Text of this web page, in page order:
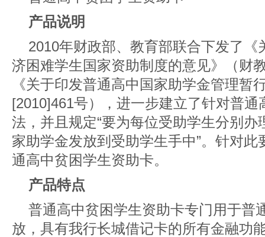
产品说明
2010年财政部、教育部联合下发了《
济困难学生国家资助制度的意见》（财
《关于印发普通高中国家助学金管理暂
[2010]461号），进一步建立了针对普
法，并且规定“要为每位受助学生分别
家助学金发放到受助学生手中”。针对
通高中贫困学生资助卡。
产品特点
普通高中贫困学生资助卡专门用于普
放，具有我行长城借记卡的所有金融功